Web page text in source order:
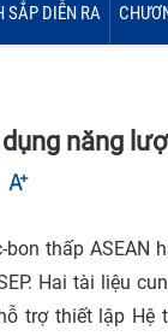
SẮP DIỄN RA
năng
thấp
Hai tài liệu
trợ thiết lập Hệ